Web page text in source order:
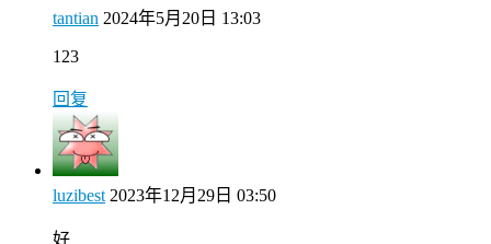
tantian 2024年5月20日 13:03
123
回复
luzibest 2023年12月29日 03:50
好